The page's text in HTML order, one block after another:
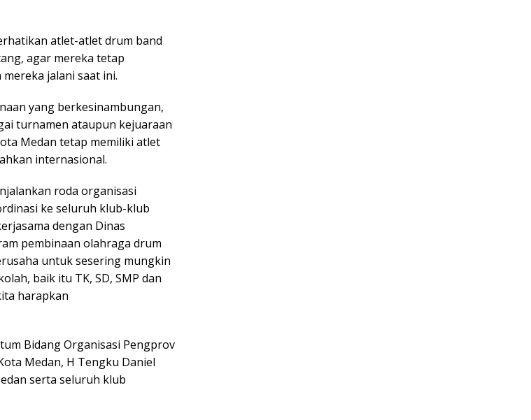
atlet-atlet drum band
agar mereka tetap
jalani saat ini.
yang berkesinambungan,
turnamen ataupun kejuaraan
Medan tetap memiliki atlet
internasional.
roda organisasi
ke seluruh klub-klub
dengan Dinas
pembinaan olahraga drum
untuk sesering mungkin
baik itu TK, SD, SMP dan
harapkan
Bidang Organisasi Pengprov
Medan, H Tengku Daniel
serta seluruh klub